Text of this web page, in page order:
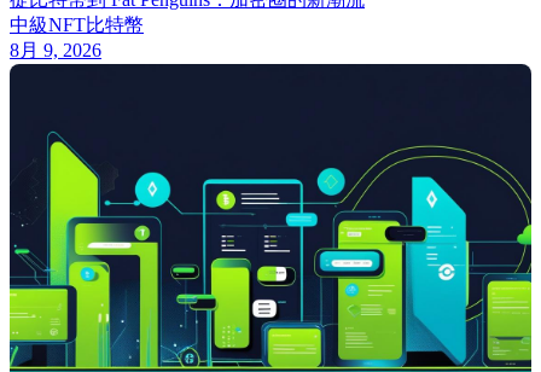
中級NFT比特幣
8月 9, 2026